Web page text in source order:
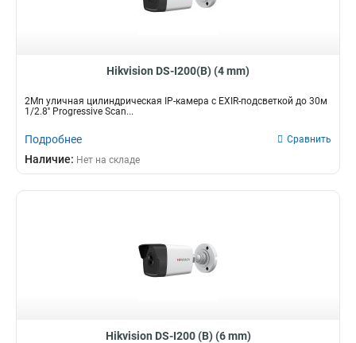
Hikvision DS-I200(B) (4 mm)
2Мп уличная цилиндрическая IP-камера с EXIR-подсветкой до 30м
1/2.8'' Progressive Scan...
Подробнее Сравнить
Наличие: Нет на складе
Hikvision DS-I200 (B) (6 mm)